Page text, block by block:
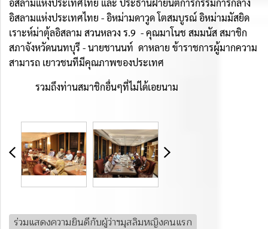
อิสลามแห่งประเทศไทย และ ประธานฝ่ายนิติการกรรมการกลาง
อิสลามแห่งประเทศไทย - อิหม่ามดาวูด โตสมบูรณ์ อิหม่ามมัสยิด
เราะห์ม่าตุ้ลอิสลาม สวนหลวง ร.9 -คุณมาโนช สมมนัส สมาชิก
สภาจังหวัดนนทบุรี - นายชานนท์ ดาหลาย ข้าราชการผู้มากความ
สามารถ เยาวชนทีมีคุณภาพของประเทศ
รวมถึงท่านสมาชิกอื่นๆที่ไม่ได้เอยนาม
ร่วมแสดงความยินดีกับผู้ว่าฯมุสลิมหญิงคนแรก